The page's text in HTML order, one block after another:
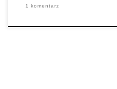
1 komentarz